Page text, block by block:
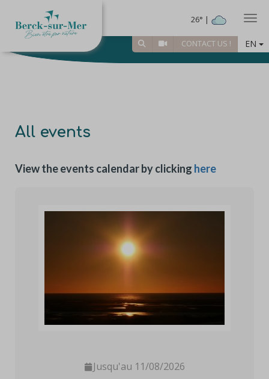
26° |
CONTACT US ! EN
All events
View the events calendar by clicking here
Jusqu'au 11/08/2026